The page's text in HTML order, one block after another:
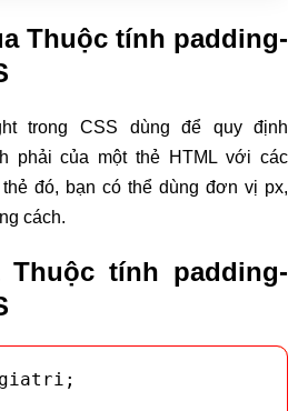
Thuộc tính padding-
trong CSS dùng để quy định
phải của một thẻ HTML với các
đó, bạn có thể dùng đơn vị px,
cách.
Thuộc tính padding-
giatri;